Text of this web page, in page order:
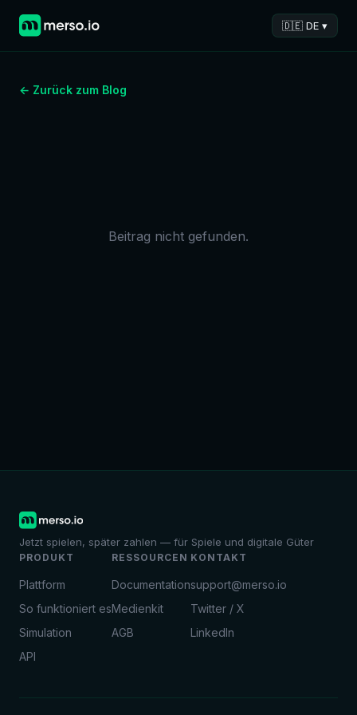
🇩🇪 DE ▾
← Zurück zum Blog
Beitrag nicht gefunden.
Jetzt spielen, später zahlen — für Spiele und digitale Güter
PRODUKT
Plattform
So funktioniert es
Simulation
API
RESSOURCEN
Documentation
Medienkit
AGB
KONTAKT
support@merso.io
Twitter / X
LinkedIn